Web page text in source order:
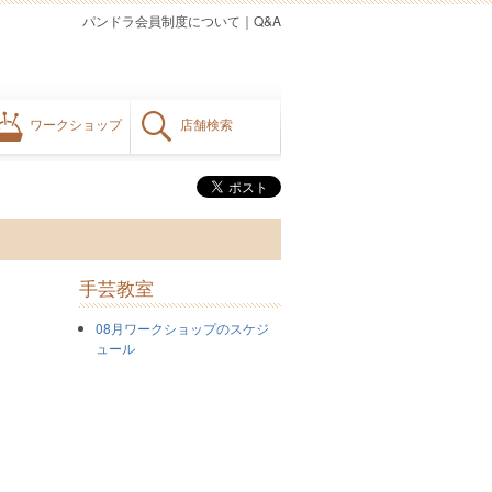
ワークショップ 店舗検索
Q&A
｜
パンドラ会員制度について
手芸教室
08月ワークショップのスケジ
ュール